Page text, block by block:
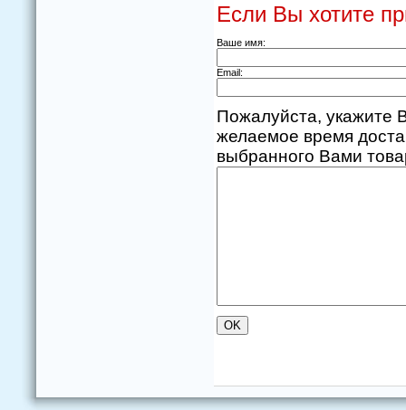
Если Вы хотите
Ваше имя:
Email:
Пожалуйста, укажите
желаемое время
выбранного Вами